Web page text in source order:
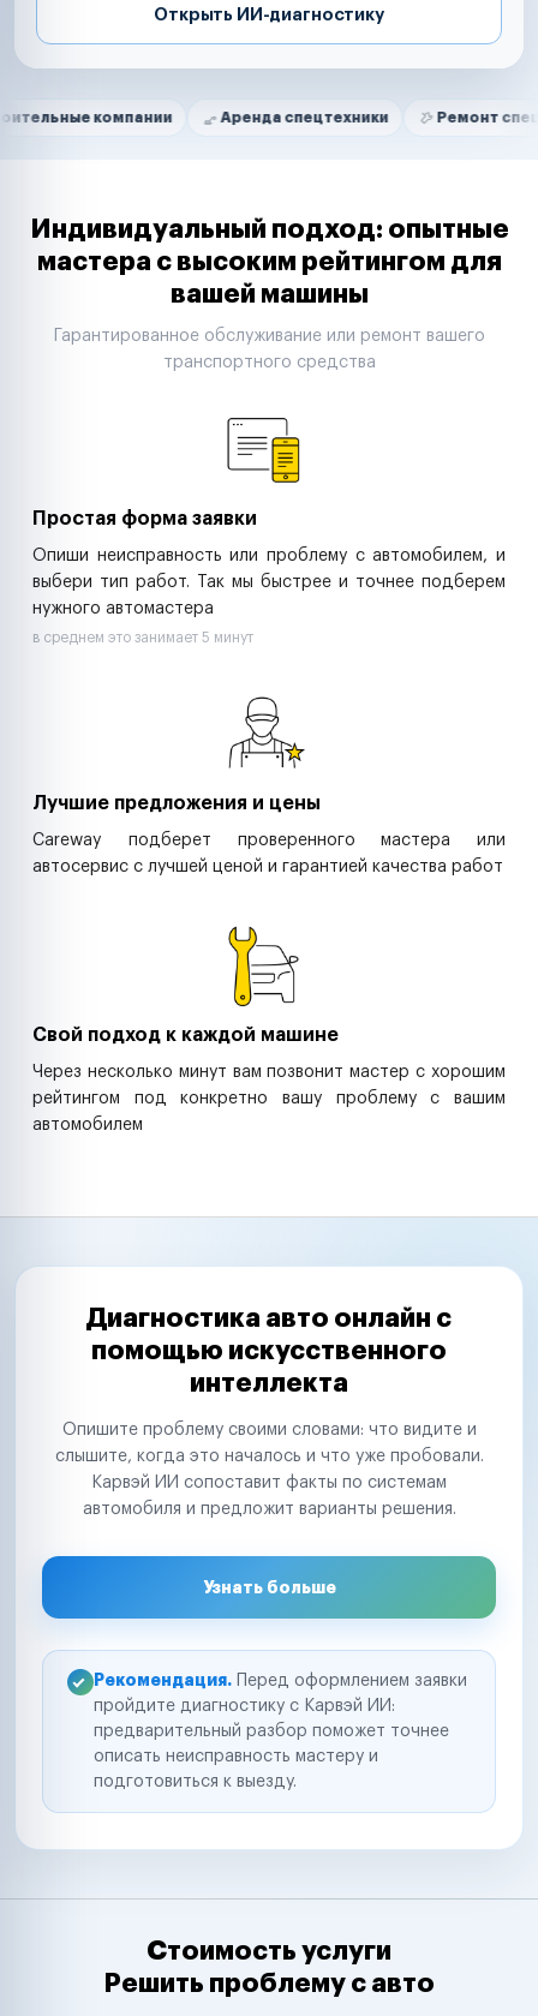
Открыть ИИ-диагностику
Нам доверяют
компании Аренда спецтехники Ремонт спецтехники
Маркетплейсы
Таксопарки
Автодилеры
Строительные компании
Аренда спецтехники
Индивидуальный подход: опытные
мастера с высоким рейтингом для
вашей машины
Гарантированное обслуживание или ремонт вашего
транспортного средства
Простая форма заявки
Опиши неисправность или проблему с автомобилем, и
выбери тип работ. Так мы быстрее и точнее подберем
нужного автомастера
в среднем это занимает 5 минут
Лучшие предложения и цены
Careway подберет проверенного мастера или
автосервис с лучшей ценой и гарантией качества работ
Свой подход к каждой машине
Через несколько минут вам позвонит мастер с хорошим
рейтингом под конкретно вашу проблему с вашим
автомобилем
Диагностика авто онлайн с
помощью искусственного
интеллекта
Опишите проблему своими словами: что видите и
слышите, когда это началось и что уже пробовали.
Карвэй ИИ сопоставит факты по системам
автомобиля и предложит варианты решения.
Узнать больше
Рекомендация. Перед оформлением заявки
пройдите диагностику с Карвэй ИИ:
предварительный разбор поможет точнее
описать неисправность мастеру и
подготовиться к выезду.
Стоимость услуги
Решить проблему с авто